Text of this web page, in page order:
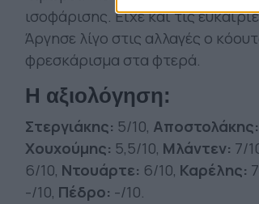
ισοφάρισης. Είχε και τις
Άργησε λίγο στις αλλαγές ο
φρεσκάρισμα στα φτερά.
Η αξιολόγηση:
Στεργιάκης: 5/10, Aποστολάκης:
Χουχούμης: 5,5/10, Mλάντεν: 7/
6/10, Nτουάρτε: 6/10, Καρέλης:
-/10, Πέδρο: -/10.